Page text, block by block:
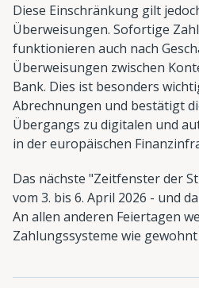
Diese Einschränkung gilt
Überweisungen. Sofortige
funktionieren auch nach
Überweisungen zwischen
Bank. Dies ist besonders
Abrechnungen und bestätigt
Übergangs zu digitalen und
in der europäischen
Das nächste "Zeitfenster der
vom 3. bis 6. April 2026 - und
An allen anderen Feiertagen
Zahlungssysteme wie